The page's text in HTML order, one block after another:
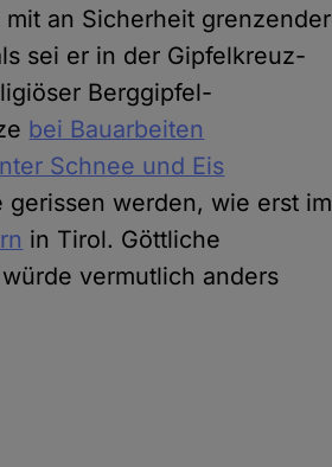
an Sicherheit grenzender
sei er in der Gipfelkreuz-
Berggipfel-
bei Bauarbeiten
Schnee und Eis
werden, wie erst im
in Tirol. Göttliche
vermutlich anders